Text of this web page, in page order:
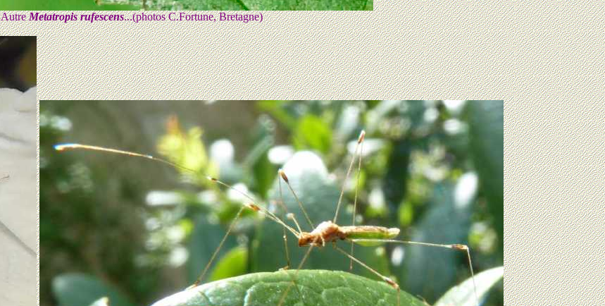
AutreMetatropis rufescens...(photos C.Fortune, Bretagne)